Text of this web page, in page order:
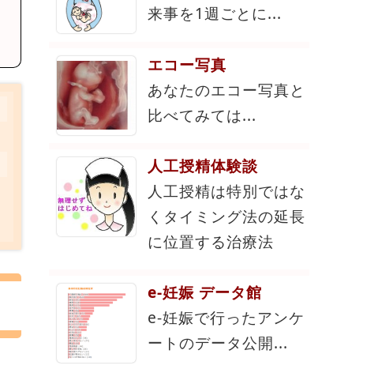
来事を1週ごとに...
エコー写真
あなたのエコー写真と
比べてみては...
人工授精体験談
人工授精は特別ではな
くタイミング法の延長
に位置する治療法
e-妊娠 データ館
e-妊娠で行ったアンケ
ートのデータ公開...